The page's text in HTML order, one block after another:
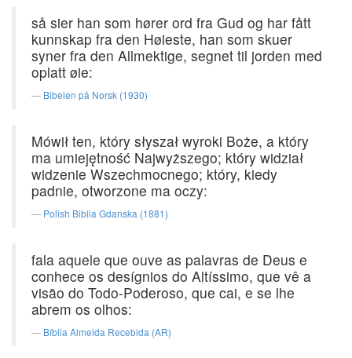
så sier han som hører ord fra Gud og har fått
kunnskap fra den Høieste, han som skuer
syner fra den Allmektige, segnet til jorden med
oplatt øie:
Bibelen på Norsk (1930)
Mówił ten, który słyszał wyroki Boże, a który
ma umiejętność Najwyższego; który widział
widzenie Wszechmocnego; który, kiedy
padnie, otworzone ma oczy:
Polish Biblia Gdanska (1881)
fala aquele que ouve as palavras de Deus e
conhece os desígnios do Altíssimo, que vê a
visão do Todo-Poderoso, que cai, e se lhe
abrem os olhos:
Bíblia Almeida Recebida (AR)